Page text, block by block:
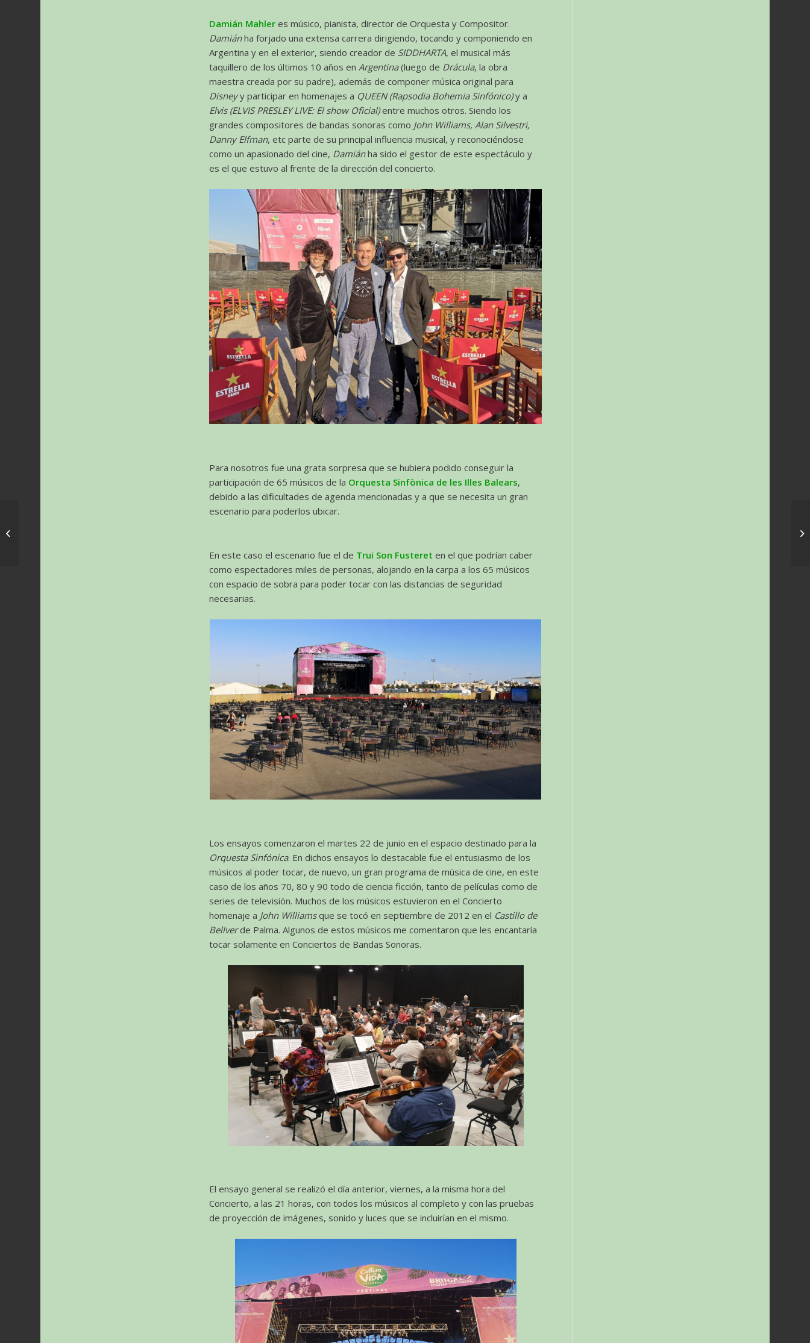
Damián Mahler es músico, pianista, director de Orquesta y Compositor.
Damiánha forjado una extensa carrera dirigiendo, tocando y componiendo en
Argentina y en el exterior, siendo creador de SIDDHARTA, el musical más
taquillero de los últimos 10 años enArgentina(luego de Drácula, la obra
maestra creada por su padre), además de componer música original para
Disneyy participar en homenajes a QUEEN (Rapsodia Bohemia Sinfónico)y a
Elvis (ELVIS PRESLEY LIVE: El show Oficial)entre muchos otros. Siendo los
grandes compositores de bandas sonoras como John Williams, Alan Silvestri,
Danny Elfman, etc parte de su principal influencia musical, y reconociéndose
como un apasionado del cine, Damiánha sido el gestor de este espectáculo y
es el que estuvo al frente de la dirección del concierto.
Para nosotros fue una grata sorpresa que se hubiera podido conseguir la
participación de 65 músicos de la Orquesta Sinfònica de les Illes Balears,
debido a las dificultades de agenda mencionadas y a que se necesita un gran
escenario para poderlos ubicar.
En este caso el escenario fue el de Trui Son Fusteret en el que podrían caber
como espectadores miles de personas, alojando en la carpa a los 65 músicos
con espacio de sobra para poder tocar con las distancias de seguridad
necesarias.
Los ensayos comenzaron el martes 22 de junio en el espacio destinado para la
Orquesta Sinfónica. En dichos ensayos lo destacable fue el entusiasmo de los
músicos al poder tocar, de nuevo, un gran programa de música de cine, en este
caso de los años 70, 80 y 90 todo de ciencia ficción, tanto de películas como de
series de televisión. Muchos de los músicos estuvieron en el Concierto
homenaje a John Williamsque se tocó en septiembre de 2012 en el Castillo de
Bellverde Palma. Algunos de estos músicos me comentaron que les encantaría
tocar solamente en Conciertos de Bandas Sonoras.
El ensayo general se realizó el día anterior, viernes, a la misma hora del
Concierto, a las 21 horas, con todos los músicos al completo y con las pruebas
de proyección de imágenes, sonido y luces que se incluirían en el mismo.